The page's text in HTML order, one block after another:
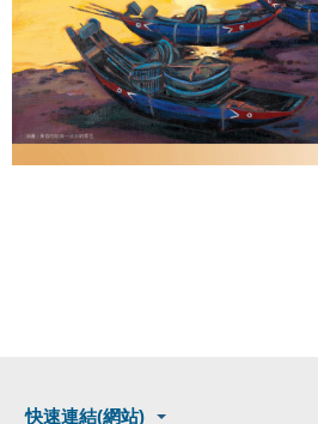
快速連結(網站)